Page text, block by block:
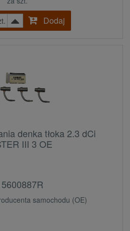
Dodaj
denka tłoka 2.3 dCi
III 3 OE
samochodu (OE)